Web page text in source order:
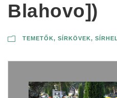
Blahovo])
TEMETŐK, SÍRKÖVEK,